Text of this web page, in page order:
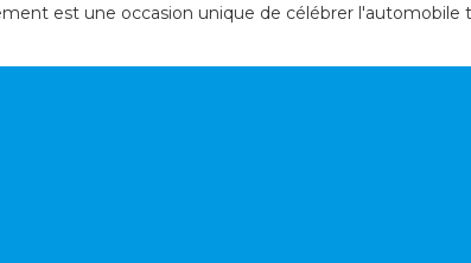
est une occasion unique de célébrer l'automobile